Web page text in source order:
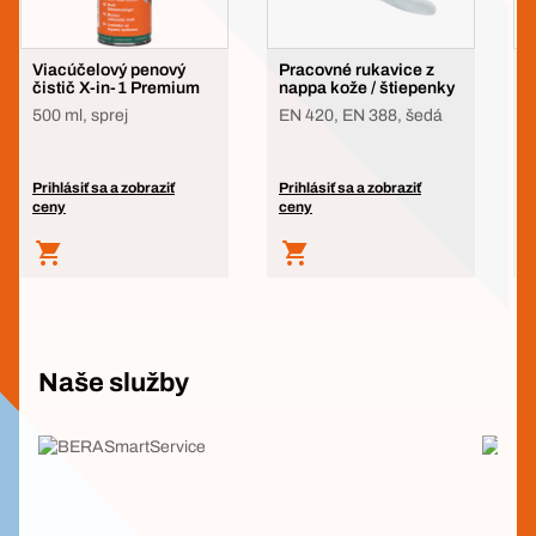
Viacúčelový penový
čistič X-in-1 Premium
500 ml, sprej
Prihlásiť sa a zobraziť
ceny
Pracovné rukavice z
nappa kože / štiepenky
EN 420, EN 388, šedá
Prihlásiť sa a zobraziť
ceny
Naše služby